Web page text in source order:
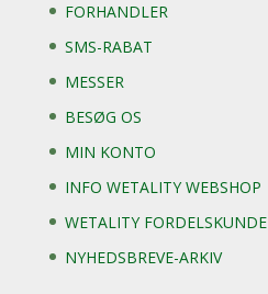
FORHANDLER
SMS-RABAT
MESSER
BESØG OS
MIN KONTO
INFO WETALITY WEBSHOP
WETALITY FORDELSKUNDE
NYHEDSBREVE-ARKIV